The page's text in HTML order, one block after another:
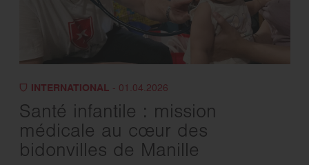
INTERNATIONAL - 01.04.2026
Santé infantile : mission
médicale au cœur des
bidonvilles de Manille